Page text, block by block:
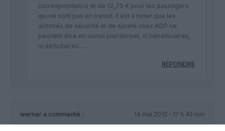
correspondance et de 12,75 € pour les passagers
qui ne sont pas en transit. Il est à noter que les
activités de sécurité et de sûreté chez ADP ne
peuvent être en cumul pluriannuel, ni bénéficiaires,
ni déficitaires……
RÉPONDRE
werner a commenté :
14 mai 2013 - 17 h 43 min